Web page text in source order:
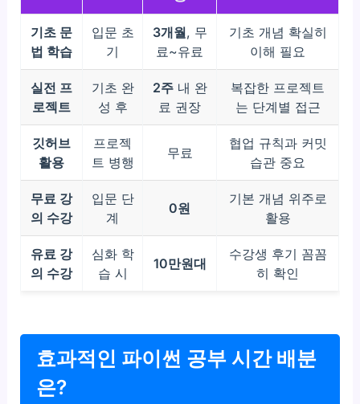
기초 문
법 학습
입문 초
기
3개월, 무
료~유료
기초 개념 확실히
이해 필요
실전 프
로젝트
기초 완
성 후
2주내 완
료 권장
복잡한 프로젝트
는 단계별 접근
깃허브
활용
프로젝
트 병행
무료
협업 규칙과 커밋
습관 중요
무료 강
의 수강
입문 단
계
0원
기본 개념 위주로
활용
유료 강
의 수강
심화 학
습 시
10만원대
수강생 후기 꼼꼼
히 확인
효과적인 파이썬 공부 시간 배분
은?